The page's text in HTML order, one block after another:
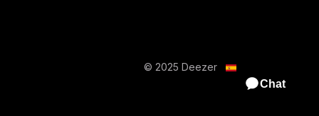
© 2025 Deezer